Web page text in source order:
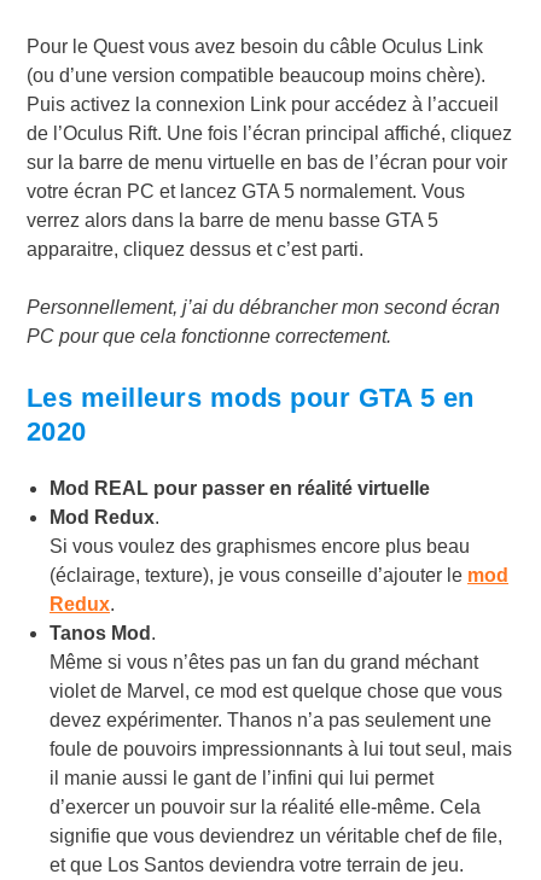
Pour le Quest vous avez besoin du câble Oculus Link
(ou d’une version compatible beaucoup moins chère).
Puis activez la connexion Link pour accédez à l’accueil
de l’Oculus Rift. Une fois l’écran principal affiché, cliquez
sur la barre de menu virtuelle en bas de l’écran pour voir
votre écran PC et lancez GTA 5 normalement. Vous
verrez alors dans la barre de menu basse GTA 5
apparaitre, cliquez dessus et c’est parti.
Personnellement, j’ai du débrancher mon second écran
PC pour que cela fonctionne correctement.
Les meilleurs mods pour GTA 5 en
2020
Mod REAL pour passer en réalité virtuelle
Mod Redux.
Si vous voulez des graphismes encore plus beau
(éclairage, texture), je vous conseille d’ajouter le mod
Redux.
Tanos Mod .
Même si vous n’êtes pas un fan du grand méchant
violet de Marvel, ce mod est quelque chose que vous
devez expérimenter. Thanos n’a pas seulement une
foule de pouvoirs impressionnants à lui tout seul, mais
il manie aussi le gant de l’infini qui lui permet
d’exercer un pouvoir sur la réalité elle-même. Cela
signifie que vous deviendrez un véritable chef de file,
et que Los Santos deviendra votre terrain de jeu.